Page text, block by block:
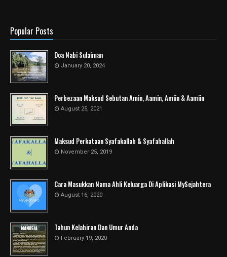
Popular Posts
Doa Nabi Sulaiman
January 20, 2024
Perbezaan Maksud Sebutan Amin, Aamin, Amiin & Aamiin
August 25, 2021
Maksud Perkataan Syafakallah & Syafahallah
November 25, 2019
Cara Masukkan Nama Ahli Keluarga Di Aplikasi MySejahtera
August 16, 2020
Tahun Kelahiran Dan Umur Anda
February 19, 2020